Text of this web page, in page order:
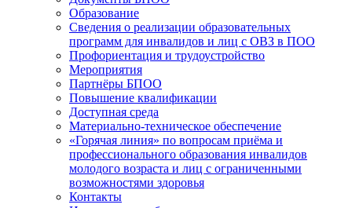
Образование
Сведения о реализации образовательных
программ для инвалидов и лиц с ОВЗ в ПОО
Профориентация и трудоустройство
Мероприятия
Партнёры БПОО
Повышение квалификации
Доступная среда
Материально-техническое обеспечение
«Горячая линия» по вопросам приёма и
профессионального образования инвалидов
молодого возраста и лиц с ограниченными
возможностями здоровья
Контакты